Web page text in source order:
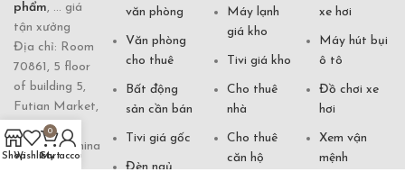
phẩm, ... giá
tận xưởng
Địa chỉ: Room
70861, 5 floor
of building 5,
Futian Market,
Yiwu City,
Zhejiang, China
văn phòng
Văn phòng
cho thuê
Bất động
sản cần bán
Tivi giá gốc
Đèn ngủ
Máy lạnh
giá kho
Tivi giá kho
Cho thuê
nhà
Cho thuê
căn hộ
xe hơi
Máy hút bụi
ô tô
Đồ chơi xe
hơi
Xem vận
mệnh
ShopWishlist
0
Cart
My account